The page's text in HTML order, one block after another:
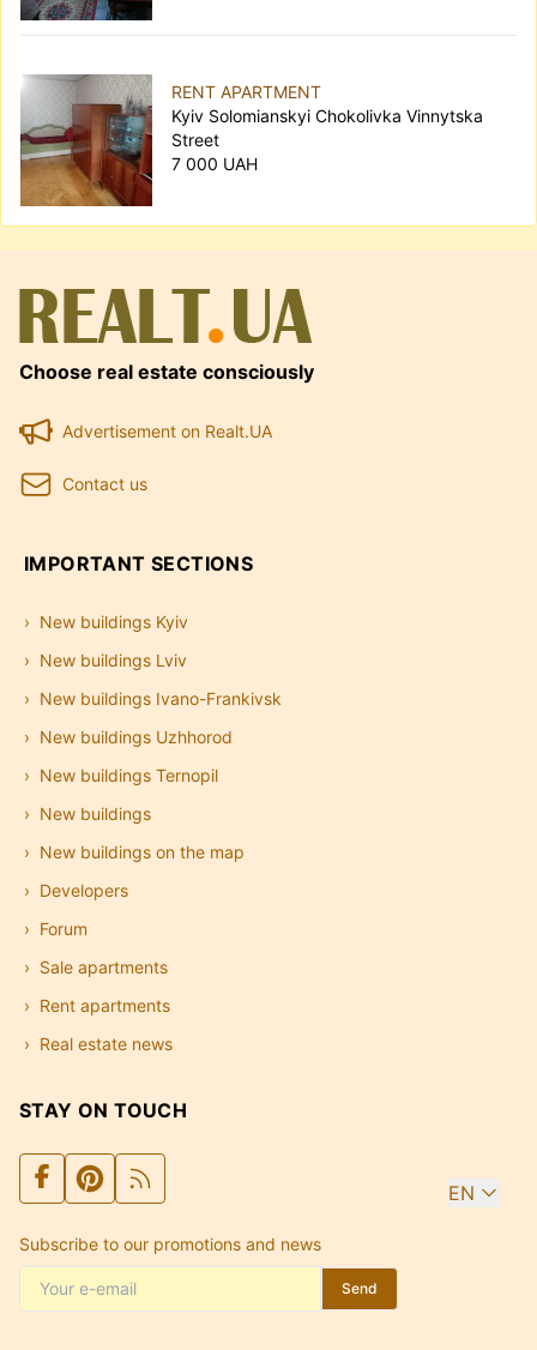
RENT APARTMENT
Kyiv Solomianskyi Chokolivka Vinnytska
Street
7 000 UAH
Choose real estate consciously
Advertisement on Realt.UA
Contact us
IMPORTANT SECTIONS
New buildings Kyiv
New buildings Lviv
New buildings Ivano-Frankivsk
New buildings Uzhhorod
New buildings Ternopil
New buildings
New buildings on the map
Developers
Forum
Sale apartments
Rent apartments
Real estate news
STAY ON TOUCH
EN
Subscribe to our promotions and news
Send